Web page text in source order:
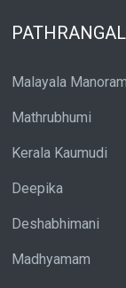
PATHRANGAL
Malayala
Mathrubhumi
Kerala Kaumudi
Deepika
Deshabhimani
Madhyamam